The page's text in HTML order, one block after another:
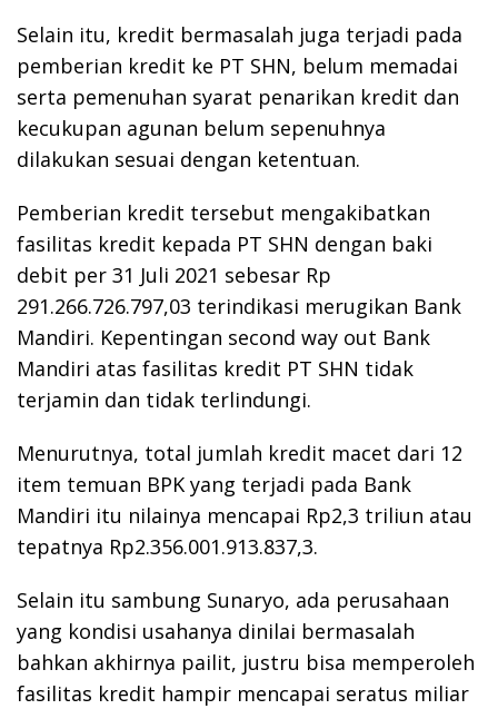
Selain itu, kredit bermasalah juga terjadi pada
pemberian kredit ke PT SHN, belum memadai
serta pemenuhan syarat penarikan kredit dan
kecukupan agunan belum sepenuhnya
dilakukan sesuai dengan ketentuan.
Pemberian kredit tersebut mengakibatkan
fasilitas kredit kepada PT SHN dengan baki
debit per 31 Juli 2021 sebesar Rp
291.266.726.797,03 terindikasi merugikan Bank
Mandiri. Kepentingan second way out Bank
Mandiri atas fasilitas kredit PT SHN tidak
terjamin dan tidak terlindungi.
Menurutnya, total jumlah kredit macet dari 12
item temuan BPK yang terjadi pada Bank
Mandiri itu nilainya mencapai Rp2,3 triliun atau
tepatnya Rp2.356.001.913.837,3.
Selain itu sambung Sunaryo, ada perusahaan
yang kondisi usahanya dinilai bermasalah
bahkan akhirnya pailit, justru bisa memperoleh
fasilitas kredit hampir mencapai seratus miliar